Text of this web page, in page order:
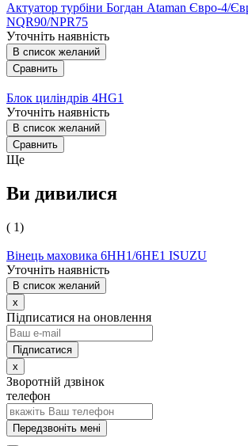
Актуатор турбіни Богдан Ataman Євро-4/
NQR90/NPR75
Уточніть наявність
В список желаний
Сравнить
Блок циліндрів 4HG1
Уточніть наявність
В список желаний
Сравнить
Ще
Ви дивилися
( 1)
Вінець маховика 6НН1/6НЕ1 ISUZU
Уточніть наявність
В список желаний
x
Підписатися на оновлення
x
Зворотній дзвінок
телефон
Передзвоніть мені